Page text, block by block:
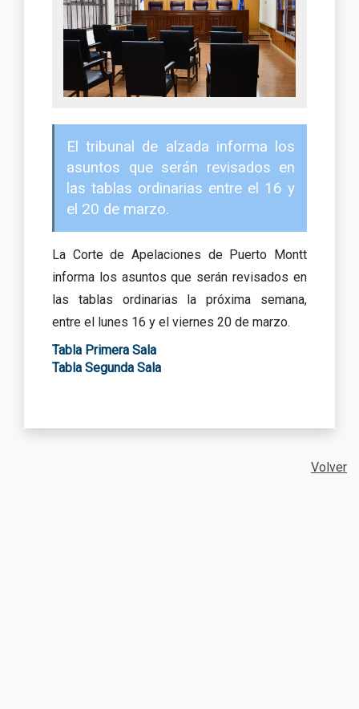
El tribunal de alzada informa los
asuntos que serán revisados en
las tablas ordinarias entre el 16 y
el 20 de marzo.
La Corte de Apelaciones de Puerto Montt
informa los asuntos que serán revisados en
las tablas ordinarias la próxima semana,
entre el lunes 16 y el viernes 20 de marzo.
Tabla Primera Sala
Tabla Segunda Sala
Volver